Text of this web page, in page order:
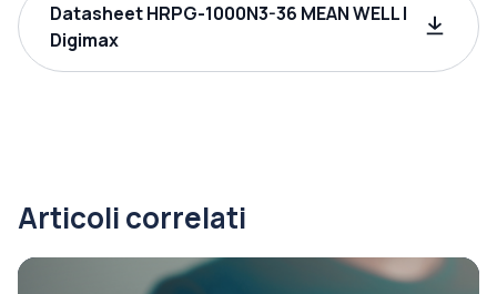
Datasheet HRPG-1000N3-36 MEAN WELL |
Digimax
Articoli correlati